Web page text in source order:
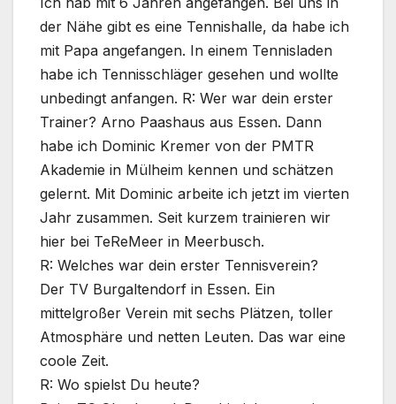
der Nähe gibt es eine Tennishalle, da habe ich
mit Papa angefangen. In einem Tennisladen
habe ich Tennisschläger gesehen und wollte
unbedingt anfangen. R: Wer war dein erster
Trainer? Arno Paashaus aus Essen. Dann
habe ich Dominic Kremer von der PMTR
Akademie in Mülheim kennen und schätzen
gelernt. Mit Dominic arbeite ich jetzt im vierten
Jahr zusammen. Seit kurzem trainieren wir
hier bei TeReMeer in Meerbusch.
R: Welches war dein erster Tennisverein?
Der TV Burgaltendorf in Essen. Ein
mittelgroßer Verein mit sechs Plätzen, toller
Atmosphäre und netten Leuten. Das war eine
coole Zeit.
R: Wo spielst Du heute?